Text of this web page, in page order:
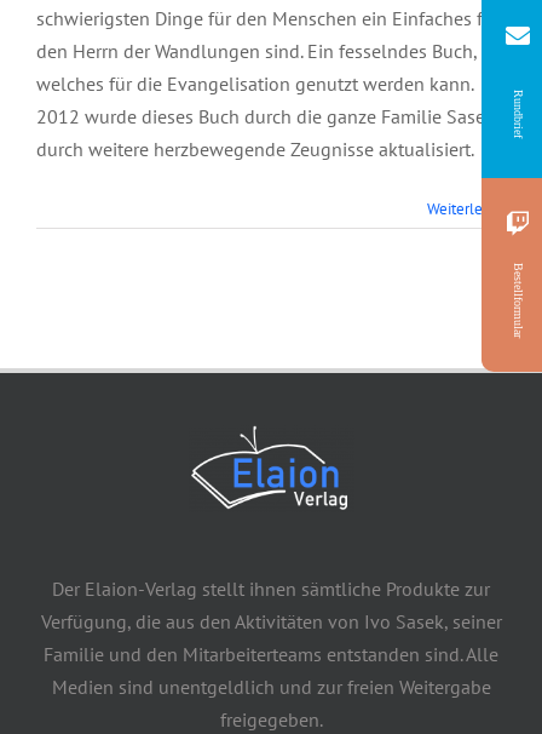
schwierigsten Dinge für den Menschen ein Einfaches für
den Herrn der Wandlungen sind. Ein fesselndes Buch,
welches für die Evangelisation genutzt werden kann.
2012 wurde dieses Buch durch die ganze Familie Sasek
durch weitere herzbewegende Zeugnisse aktualisiert.
Weiterlesen
Der Elaion-Verlag stellt ihnen sämtliche Produkte zur
Verfügung, die aus den Aktivitäten von Ivo Sasek, seiner
Familie und den Mitarbeiterteams entstanden sind. Alle
Medien sind unentgeldlich und zur freien Weitergabe
freigegeben.
Rundbrief
Bestellformular